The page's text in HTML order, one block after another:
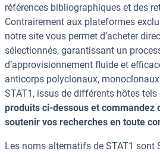
références bibliographiques et des
Contrairement aux plateformes
notre site vous permet d’acheter
sélectionnés, garantissant un
d’approvisionnement fluide et
anticorps polyclonaux,
STAT1, issus de différents hôtes tels
produits ci-dessous et commandez
soutenir vos recherches en toute
Les noms alternatifs de STAT1 sont